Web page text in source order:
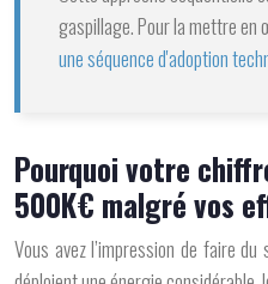
gaspillage. Pour la mettre
une séquence d'adoption
Pourquoi votre
500K€ malgré vos
Vous avez l’impression de faire